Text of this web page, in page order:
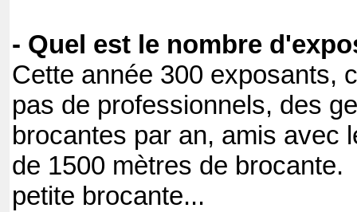
- Quel est le nombre
Cette année 300 exposants,
pas de professionnels, des
brocantes par an, amis
de 1500 mètres de
petite brocante...